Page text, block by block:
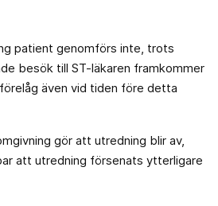
patient genomförs inte, trots
besök till ST-läkaren framkommer
även vid tiden före detta
gör att utredning blir av,
att utredning försenats ytterligare